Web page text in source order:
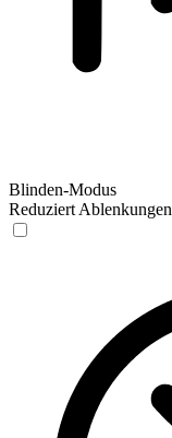
Blinden-Modus
Reduziert